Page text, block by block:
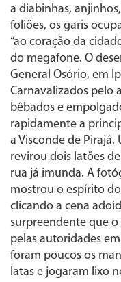
a diabinhas,
foliões, os garis
“ao coração da
do megafone. O
General Osório, em
Carnavalizados pelo
bêbados e
rapidamente a
a Visconde de
revirou dois latões
rua já imunda. A
mostrou o espírito
clicando a cena
surpreendente que
pelas autoridades
foram poucos os
latas e jogaram lixo